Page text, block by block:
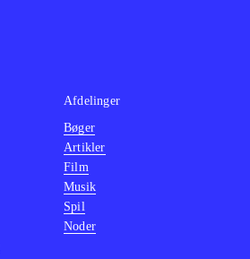
Afdelinger
Bøger
Artikler
Film
Musik
Spil
Noder